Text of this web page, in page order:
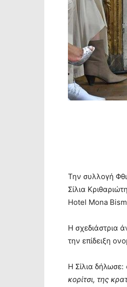
Την συλλογή
Σίλια
Hotel Mona
Η σχεδιάστρια
την επίδειξη
H Σίλια δήλωσε:
κορίτσι, της